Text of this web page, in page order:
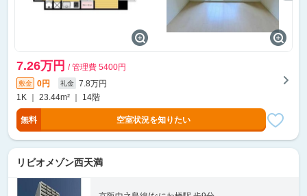
7.26万円 / 管理費 5400円
敷金 0円 礼金
7.8万円
1K ｜ 23.44m² ｜ 14階
無料 空室状況を知りたい
リビオメゾン西天満